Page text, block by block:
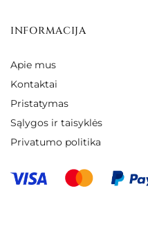
INFORMACIJA
Apie mus
Kontaktai
Pristatymas
Sąlygos ir taisyklės
Privatumo politika